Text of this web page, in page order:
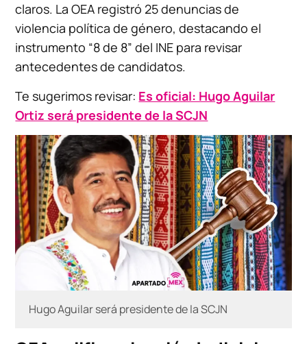
claros. La OEA registró 25 denuncias de
violencia política de género, destacando el
instrumento “8 de 8” del INE para revisar
antecedentes de candidatos.
Te sugerimos revisar: Es oficial: Hugo Aguilar
Ortiz será presidente de la SCJN
Hugo Aguilar será presidente de la SCJN